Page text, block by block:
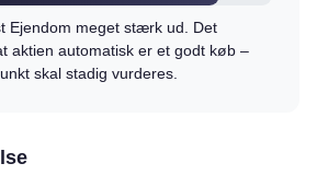
Ejendom meget stærk ud. Det
aktien automatisk er et godt køb –
skal stadig vurderes.